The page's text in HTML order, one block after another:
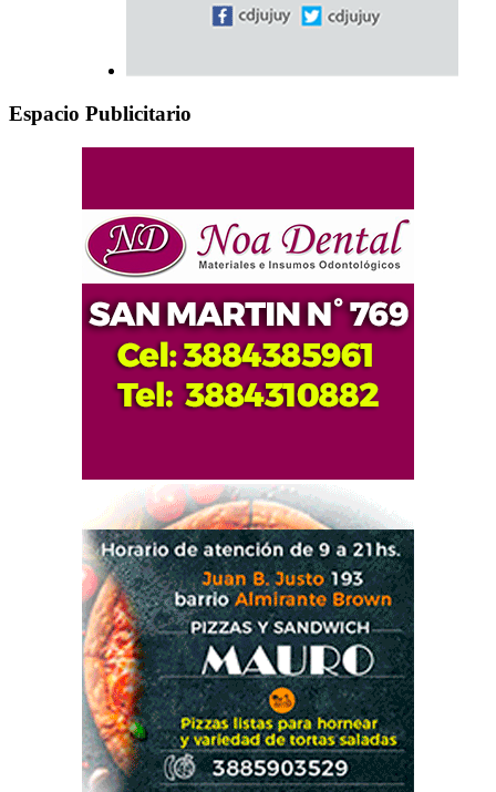
Espacio Publicitario